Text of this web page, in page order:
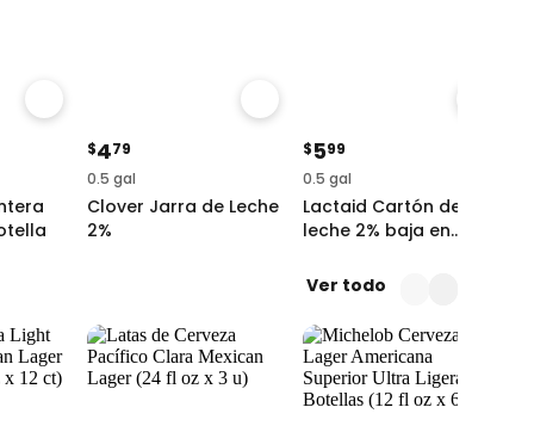
$479
0.5 gal
Clover Jarra de Leche
2%
$599
0.5 gal
Lactaid Cartón de
leche 2% baja en
4.7
Ver todo